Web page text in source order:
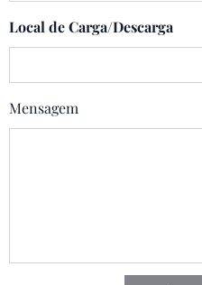
Local de Carga/Descarga
Mensagem